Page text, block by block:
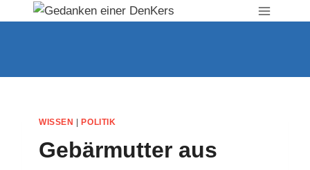
WISSEN POLITIK
Gebärmutter aus